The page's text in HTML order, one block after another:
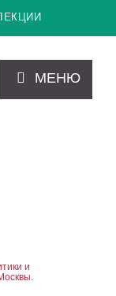
МЕНЮ
и